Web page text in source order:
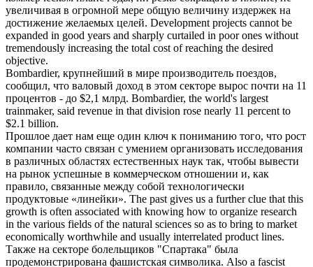
увеличивая в огромной мере общую величину издержек на
достижение желаемых целей. Development projects cannot be
expanded in good years and sharply curtailed in poor ones without
tremendously increasing the total cost of reaching the desired
objective.
Bombardier, крупнейший в мире производитель поездов,
сообщил, что валовый доход в этом секторе вырос почти на 11
процентов - до $2,1 млрд. Bombardier, the world's largest
trainmaker, said revenue in that division rose nearly 11 percent to
$2.1 billion.
Прошлое дает нам еще один ключ к пониманию того, что рост
компании часто связан с умением организовать исследования
в различных областях естественных наук так, чтобы вывести
на рынок успешные в коммерческом отношении и, как
правило, связанные между собой технологически
продуктовые «линейки». The past gives us a further clue that this
growth is often associated with knowing how to organize research
in the various fields of the natural sciences so as to bring to market
economically worthwhile and usually interrelated product lines.
Также на секторе болельщиков "Спартака" была
продемонстрирована фашистская символика. Also a fascist